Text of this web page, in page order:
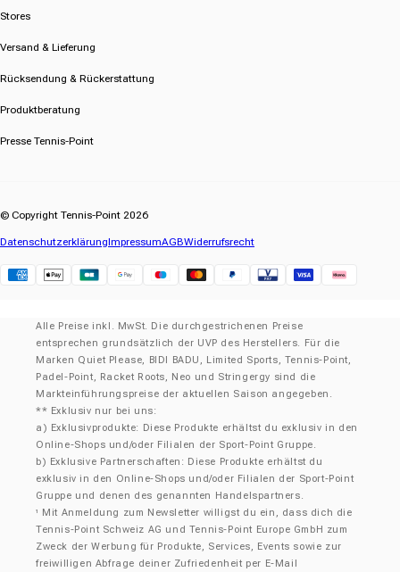
Stores
Versand & Lieferung
Rücksendung & Rückerstattung
Produktberatung
Presse Tennis-Point
© Copyright Tennis-Point 2026
DatenschutzerklärungImpressumAGBWiderrufsrecht
Alle Preise inkl. MwSt. Die durchgestrichenen Preise
entsprechen grundsätzlich der UVP des Herstellers. Für die
Marken Quiet Please, BIDI BADU, Limited Sports, Tennis-Point,
Padel-Point, Racket Roots, Neo und Stringergy sind die
Markteinführungspreise der aktuellen Saison angegeben.
** Exklusiv nur bei uns:
a) Exklusivprodukte: Diese Produkte erhältst du exklusiv in den
Online-Shops und/oder Filialen der Sport-Point Gruppe.
b) Exklusive Partnerschaften: Diese Produkte erhältst du
exklusiv in den Online-Shops und/oder Filialen der Sport-Point
Gruppe und denen des genannten Handelspartners.
¹ Mit Anmeldung zum Newsletter willigst du ein, dass dich die
Tennis-Point Schweiz AG und Tennis-Point Europe GmbH zum
Zweck der Werbung für Produkte, Services, Events sowie zur
freiwilligen Abfrage deiner Zufriedenheit per E-Mail